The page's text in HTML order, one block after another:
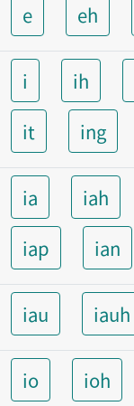
e eh
i ih
it
ing
ia iah
iap
ian
iau iauh
io ioh